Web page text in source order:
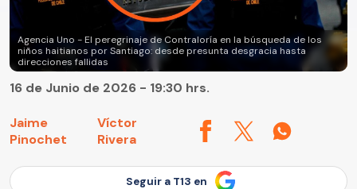
Agencia Uno - El peregrinaje de Contraloría en la búsqueda de los
niños haitianos por Santiago: desde presunta desgracia hasta
direcciones fallidas
Jaime
Pinochet
Víctor
Rivera
16 de Junio de 2026 - 19:30 hrs.
Seguir a T13 en